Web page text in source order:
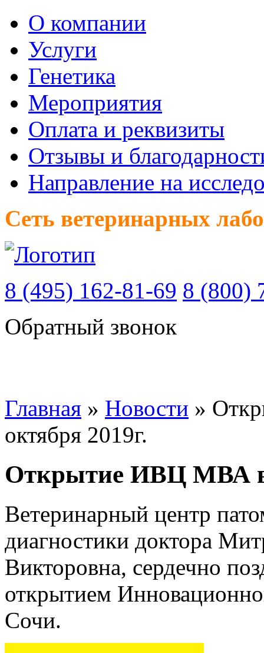
О компании
Услуги
Генетика
Мероприятия
Оплата и реквизиты
Отзывы и
Направление на
Сеть ветеринарных
8 (495) 162-81-69 8 (800)
Обратный звонок
Главная » Новости »
октября 2019г.
Открытие ИВЦ МВА в
Ветеринарный центр
диагностики доктора
Викторовна, сердечно
открытием
Сочи.